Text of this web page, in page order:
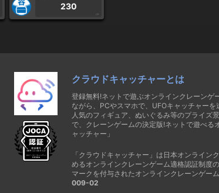
230
CP
クラウドキャッチャーとは
登録無料!ネットで遊ぶオンラインクレーンゲ
ながら、PCやスマホで、UFOキャッチャーを
人気のフィギュア、ぬいぐるみ等のプライズ
で、クレーンゲームの決定版!ネットで遊べる
ャッチャー」
「クラウドキャッチャー」は日本オンライン
めるオンラインクレーンゲーム適格認証制度
マークを付与されたオンラインクレーンゲー
009-02